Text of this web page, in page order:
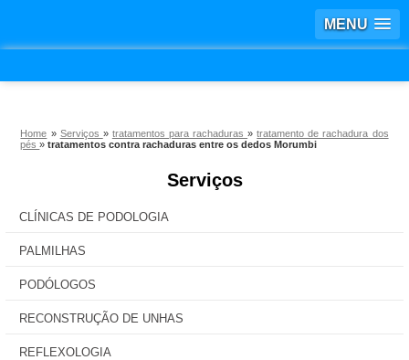
MENU
Home » Serviços » tratamentos para rachaduras»tratamento de rachadura dos
pés»tratamentos contra rachaduras entre os dedos Morumbi
Serviços
CLÍNICAS DE PODOLOGIA
PALMILHAS
PODÓLOGOS
RECONSTRUÇÃO DE UNHAS
REFLEXOLOGIA